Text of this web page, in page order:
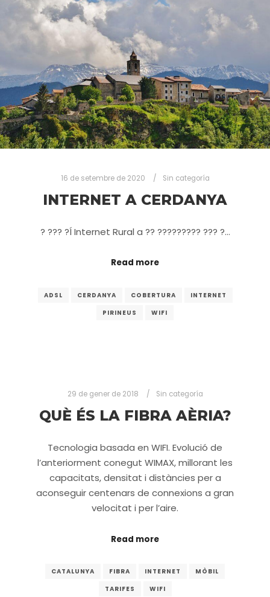
16 de setembre de 2020 Sin categoría
INTERNET A CERDANYA
? ??? ?Í Internet Rural a ?? ????????⁣⁣?⁣ ??? ?…
Read more
ADSL CERDANYA COBERTURA
INTERNET
PIRINEUS
WIFI
29 de gener de 2018 Sin categoría
QUÈ ÉS LA FIBRA AÈRIA?
Tecnologia basada en WIFI. Evolució de
l’anteriorment conegut WIMAX, millorant les
capacitats, densitat i distàncies per a
aconseguir centenars de connexions a gran
velocitat i per l’aire.
Read more
CATALUNYA FIBRA INTERNET
MÒBIL
TARIFES
WIFI